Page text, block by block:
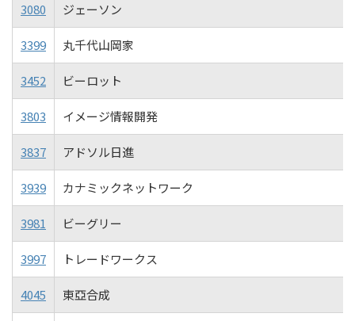
3080 ジェーソン
3399 丸千代山岡家
3452 ビーロット
3803 イメージ情報開発
3837 アドソル日進
3939 カナミックネットワーク
3981 ビーグリー
3997 トレードワークス
4045 東亞合成